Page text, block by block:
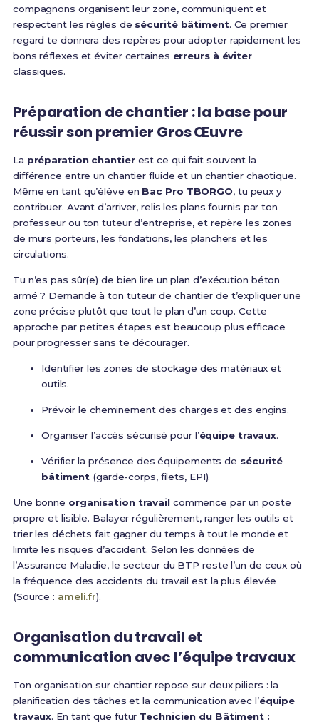
compagnons organisent leur zone, communiquent et
respectent les règles de sécurité bâtiment. Ce premier
regard te donnera des repères pour adopter rapidement les
bons réflexes et éviter certaines erreurs à éviter
classiques.
Préparation de chantier : la base pour
réussir son premier Gros Œuvre
La préparation chantierest ce qui fait souvent la
différence entre un chantier fluide et un chantier chaotique.
Même en tant qu’élève en Bac Pro TBORGO, tu peux y
contribuer. Avant d’arriver, relis les plans fournis par ton
professeur ou ton tuteur d’entreprise, et repère les zones
de murs porteurs, les fondations, les planchers et les
circulations.
Tu n’es pas sûr(e) de bien lire un plan d’exécution béton
armé ? Demande à ton tuteur de chantier de t’expliquer une
zone précise plutôt que tout le plan d’un coup. Cette
approche par petites étapes est beaucoup plus efficace
pour progresser sans te décourager.
Identifier les zones de stockage des matériaux et
outils.
Prévoir le cheminement des charges et des engins.
Organiser l’accès sécurisé pour l’équipe travaux.
Vérifier la présence des équipements de sécurité
bâtiment (garde-corps, filets, EPI).
Une bonne organisation travailcommence par un poste
propre et lisible. Balayer régulièrement, ranger les outils et
trier les déchets fait gagner du temps à tout le monde et
limite les risques d’accident. Selon les données de
l’Assurance Maladie, le secteur du BTP reste l’un de ceux où
la fréquence des accidents du travail est la plus élevée
(Source : ameli.fr).
Organisation du travail et
communication avec l’équipe travaux
Ton organisation sur chantier repose sur deux piliers : la
planification des tâches et la communication avec l’équipe
travaux. En tant que futur Technicien du Bâtiment :